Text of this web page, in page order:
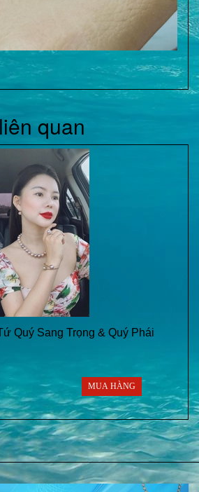
quan
Quý Sang Trọng & Quý Phái
MUA HÀNG